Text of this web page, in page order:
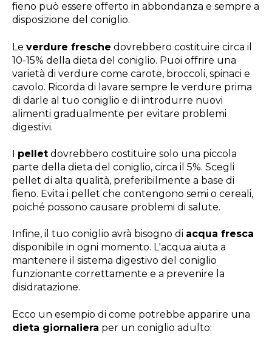
fieno può essere offerto in abbondanza e sempre a
disposizione del coniglio.
Le verdure fresche dovrebbero costituire circa il
10-15% della dieta del coniglio. Puoi offrire una
varietà di verdure come carote, broccoli, spinaci e
cavolo. Ricorda di lavare sempre le verdure prima
di darle al tuo coniglio e di introdurre nuovi
alimenti gradualmente per evitare problemi
digestivi.
I pellet dovrebbero costituire solo una piccola
parte della dieta del coniglio, circa il 5%. Scegli
pellet di alta qualità, preferibilmente a base di
fieno. Evita i pellet che contengono semi o cereali,
poiché possono causare problemi di salute.
Infine, il tuo coniglio avrà bisogno di acqua fresca
disponibile in ogni momento. L'acqua aiuta a
mantenere il sistema digestivo del coniglio
funzionante correttamente e a prevenire la
disidratazione.
Ecco un esempio di come potrebbe apparire una
dieta giornaliera per un coniglio adulto: